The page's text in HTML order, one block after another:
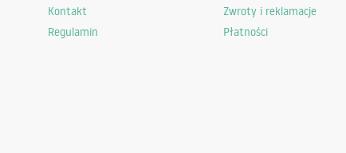
Kontakt
Regulamin
Zwroty i reklamacje
Płatności